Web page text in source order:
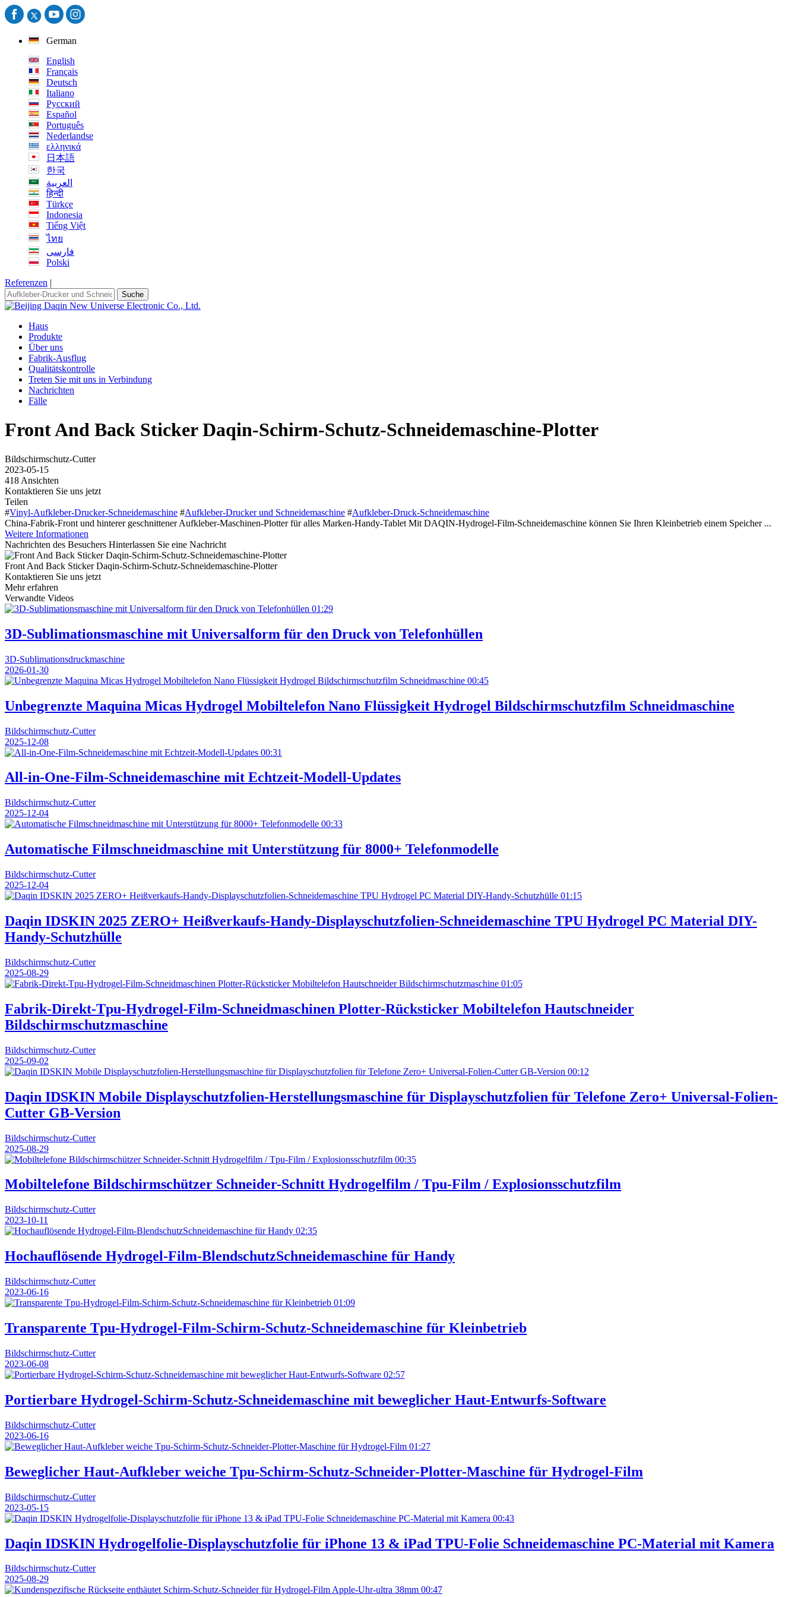
German
English
Français
Deutsch
Italiano
Русский
Español
Português
Nederlandse
ελληνικά
日本語
한국
العربية
हिन्दी
Türkçe
Indonesia
Tiếng Việt
ไทย
فارسی
Polski
Referenzen |
Suche
Haus
Produkte
Über uns
Fabrik-Ausflug
Qualitätskontrolle
Treten Sie mit uns in Verbindung
Nachrichten
Fälle
Front And Back Sticker Daqin-Schirm-Schutz-Schneidemaschine-Plotter
Bildschirmschutz-Cutter
2023-05-15
418 Ansichten
Kontaktieren Sie uns jetzt
Teilen
#Vinyl-Aufkleber-Drucker-Schneidemaschine #Aufkleber-Drucker und Schneidemaschine #Aufkleber-Druck-Schneidemaschine
China-Fabrik-Front und hinterer geschnittener Aufkleber-Maschinen-Plotter für alles Marken-Handy-Tablet Mit DAQIN-Hydrogel-Film-Schneidemaschine können Sie Ihren Kleinbetrieb einem Speicher ...
Weitere Informationen
Nachrichten des Besuchers Hinterlassen Sie eine Nachricht
Front And Back Sticker Daqin-Schirm-Schutz-Schneidemaschine-Plotter
Kontaktieren Sie uns jetzt
Mehr erfahren
Verwandte Videos
01:29
3D-Sublimationsmaschine mit Universalform für den Druck von Telefonhüllen
3D-Sublimationsdruckmaschine
2026-01-30
00:45
Unbegrenzte Maquina Micas Hydrogel Mobiltelefon Nano Flüssigkeit Hydrogel Bildschirmschutzfilm Schneidmaschine
Bildschirmschutz-Cutter
2025-12-08
00:31
All-in-One-Film-Schneidemaschine mit Echtzeit-Modell-Updates
Bildschirmschutz-Cutter
2025-12-04
00:33
Automatische Filmschneidmaschine mit Unterstützung für 8000+ Telefonmodelle
Bildschirmschutz-Cutter
2025-12-04
01:15
Daqin IDSKIN 2025 ZERO+ Heißverkaufs-Handy-Displayschutzfolien-Schneidemaschine TPU Hydrogel PC Material DIY-
Handy-Schutzhülle
Bildschirmschutz-Cutter
2025-08-29
01:05
Fabrik-Direkt-Tpu-Hydrogel-Film-Schneidmaschinen Plotter-Rücksticker Mobiltelefon Hautschneider
Bildschirmschutzmaschine
Bildschirmschutz-Cutter
2025-09-02
00:12
Daqin IDSKIN Mobile Displayschutzfolien-Herstellungsmaschine für Displayschutzfolien für Telefone Zero+ Universal-Folien-
Cutter GB-Version
Bildschirmschutz-Cutter
2025-08-29
00:35
Mobiltelefone Bildschirmschützer Schneider-Schnitt Hydrogelfilm / Tpu-Film / Explosionsschutzfilm
Bildschirmschutz-Cutter
2023-10-11
02:35
Hochauflösende Hydrogel-Film-BlendschutzSchneidemaschine für Handy
Bildschirmschutz-Cutter
2023-06-16
01:09
Transparente Tpu-Hydrogel-Film-Schirm-Schutz-Schneidemaschine für Kleinbetrieb
Bildschirmschutz-Cutter
2023-06-08
02:57
Portierbare Hydrogel-Schirm-Schutz-Schneidemaschine mit beweglicher Haut-Entwurfs-Software
Bildschirmschutz-Cutter
2023-06-16
01:27
Beweglicher Haut-Aufkleber weiche Tpu-Schirm-Schutz-Schneider-Plotter-Maschine für Hydrogel-Film
Bildschirmschutz-Cutter
2023-05-15
00:43
Daqin IDSKIN Hydrogelfolie-Displayschutzfolie für iPhone 13 & iPad TPU-Folie Schneidemaschine PC-Material mit Kamera
Bildschirmschutz-Cutter
2025-08-29
00:47